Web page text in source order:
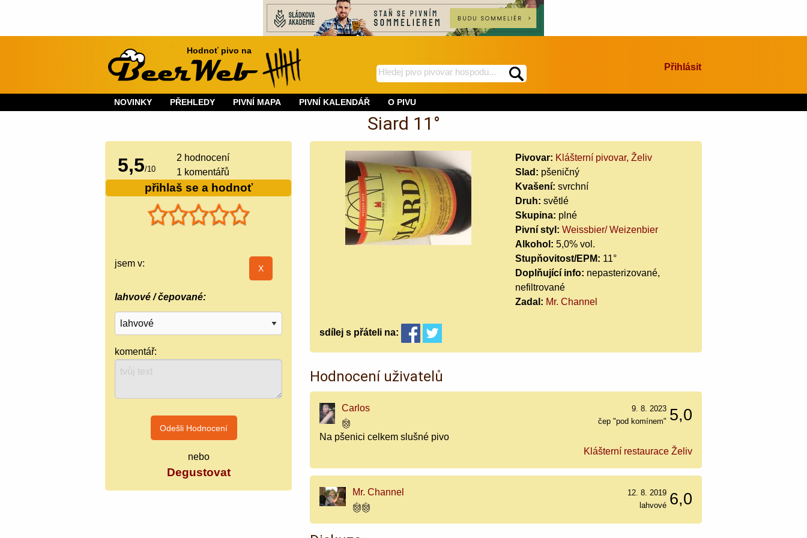
Hodnoť pivo na
hledej
BeerWeb
spustí
Přihlásit
NOVINKY PŘEHLEDY PIVNÍ MAPA PIVNÍ KALENDÁŘ O PIVU
Siard 11°
5,5/10
2 hodnocení
1 komentářů
přihlaš se a hodnoť
jsem v:
lahvové / čepované:
komentář:
nebo
Degustovat
Pivovar: Klášterní pivovar, Želiv
Slad: pšeničný
Kvašení: svrchní
Druh: světlé
Skupina: plné
Pivní styl: Weissbier/ Weizenbier
Alkohol: 5,0% vol.
Stupňovitost/EPM: 11°
Doplňující info: nepasterizované,
nefiltrované
Zadal: Mr. Channel
sdílej s přáteli na:
Hodnocení uživatelů
Carlos 5,0
9. 8. 2023
čep "pod komínem"
Na pšenici celkem slušné pivo
Klášterní restaurace Želiv
Mr. Channel 6,0
12. 8. 2019
lahvové